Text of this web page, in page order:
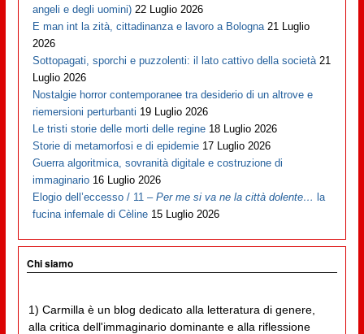
angeli e degli uomini) 22 Luglio 2026
E man int la zità, cittadinanza e lavoro a Bologna 21 Luglio
2026
Sottopagati, sporchi e puzzolenti: il lato cattivo della società 21
Luglio 2026
Nostalgie horror contemporanee tra desiderio di un altrove e
riemersioni perturbanti 19 Luglio 2026
Le tristi storie delle morti delle regine 18 Luglio 2026
Storie di metamorfosi e di epidemie 17 Luglio 2026
Guerra algoritmica, sovranità digitale e costruzione di
immaginario 16 Luglio 2026
Elogio dell’eccesso / 11 –Per me si va ne la città dolente… la
fucina infernale di Cèline 15 Luglio 2026
Chi siamo
1) Carmilla è un blog dedicato alla letteratura di genere,
alla critica dell'immaginario dominante e alla riflessione